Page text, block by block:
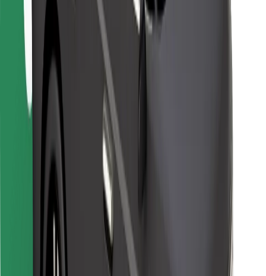
Seguridad
Descargar la app de Bolt
Encontrá tu comida favorita
Descargar la app de Bolt Food